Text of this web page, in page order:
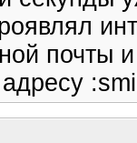
почты